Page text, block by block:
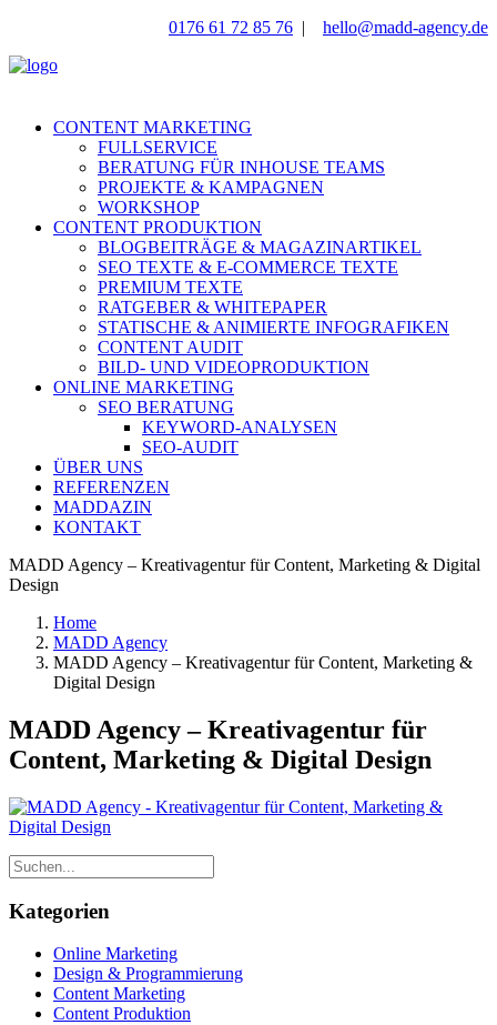
0176 61 72 85 76 | hello@madd-agency.de
CONTENT MARKETING
FULLSERVICE
BERATUNG FÜR INHOUSE TEAMS
PROJEKTE & KAMPAGNEN
WORKSHOP
CONTENT PRODUKTION
BLOGBEITRÄGE & MAGAZINARTIKEL
SEO TEXTE & E-COMMERCE TEXTE
PREMIUM TEXTE
RATGEBER & WHITEPAPER
STATISCHE & ANIMIERTE INFOGRAFIKEN
CONTENT AUDIT
BILD- UND VIDEOPRODUKTION
ONLINE MARKETING
SEO BERATUNG
KEYWORD-ANALYSEN
SEO-AUDIT
ÜBER UNS
REFERENZEN
MADDAZIN
KONTAKT
MADD Agency – Kreativagentur für Content, Marketing & Digital
Design
Home
MADD Agency
MADD Agency – Kreativagentur für Content, Marketing &
Digital Design
MADD Agency – Kreativagentur für
Content, Marketing & Digital Design
Kategorien
Online Marketing
Design & Programmierung
Content Marketing
Content Produktion